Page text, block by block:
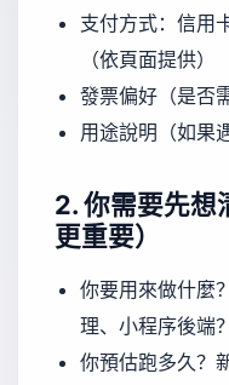
支付方式：信用
（依頁面提供）
發票偏好（是否
用途說明（如果
2. 你需要先想
更重要）
你要用來做什麼
理、小程序後端
你預估跑多久？